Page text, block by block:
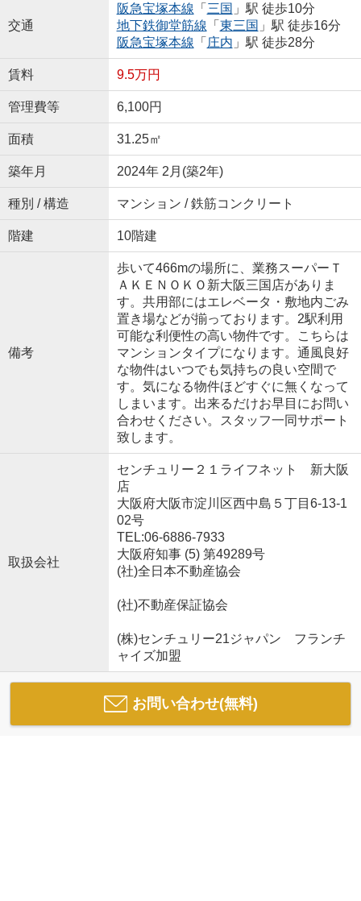
交通
阪急宝塚本線 「 三国 」駅 徒歩10分
地下鉄御堂筋線 「 東三国 」駅 徒歩16分
阪急宝塚本線 「 庄内 」駅 徒歩28分
賃料 9.5万円
管理費等 6,100円
面積 31.25㎡
築年月 2024年 2月(築2年)
種別 / 構造 マンション / 鉄筋コンクリート
階建 10階建
備考
歩いて466mの場所に、業務スーパーＴ
ＡＫＥＮＯＫＯ新大阪三国店がありま
す。共用部にはエレベータ・敷地内ごみ
置き場などが揃っております。2駅利用
可能な利便性の高い物件です。こちらは
マンションタイプになります。通風良好
な物件はいつでも気持ちの良い空間で
す。気になる物件ほどすぐに無くなって
しまいます。出来るだけお早目にお問い
合わせください。スタッフ一同サポート
致します。
取扱会社
センチュリー２１ライフネット 新大阪
店
大阪府大阪市淀川区西中島５丁目6-13-1
02号
TEL:06-6886-7933
大阪府知事 (5) 第49289号
(社)全日本不動産協会
(社)不動産保証協会
(株)センチュリー21ジャパン フランチ
ャイズ加盟
お問い合わせ(無料)